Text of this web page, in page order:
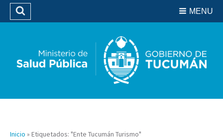
Biblioteca
MENU
Buscar
Inicio » Etiquetados: "Ente Tucumán Turismo"